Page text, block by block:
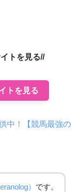
トを見る//
トを見る
中！【競馬最強の
） です。